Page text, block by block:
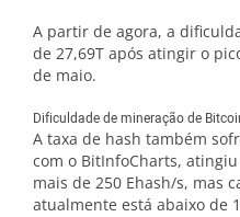
A partir de agora, a
de 27,69T após atingir o
de maio.
Dificuldade de mineração de
A taxa de hash também
com o BitInfoCharts,
mais de 250 Ehash/s, mas
atualmente está abaixo de